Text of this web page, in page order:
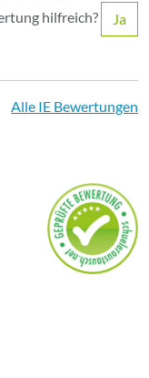
hilfreich?
Ja
Alle IE Bewertungen